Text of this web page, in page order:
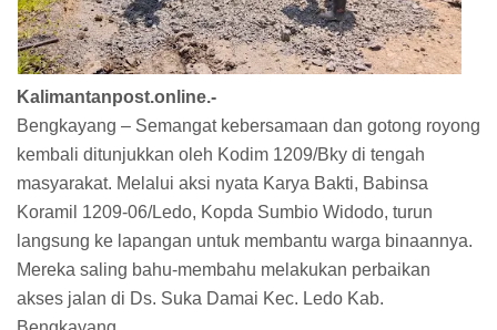
Kalimantanpost.online.-
Bengkayang – Semangat kebersamaan dan gotong royong
kembali ditunjukkan oleh Kodim 1209/Bky di tengah
masyarakat. Melalui aksi nyata Karya Bakti, Babinsa
Koramil 1209-06/Ledo, Kopda Sumbio Widodo, turun
langsung ke lapangan untuk membantu warga binaannya.
Mereka saling bahu-membahu melakukan perbaikan
akses jalan di Ds. Suka Damai Kec. Ledo Kab.